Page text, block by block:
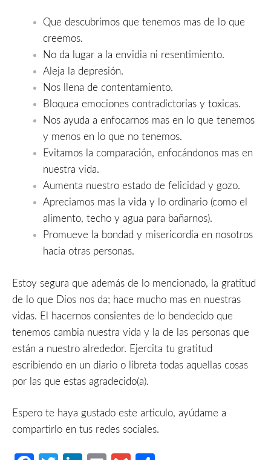
Que descubrimos que tenemos mas de lo que
creemos.
No da lugar a la envidia ni resentimiento.
Aleja la depresión.
Nos llena de contentamiento.
Bloquea emociones contradictorias y toxicas.
Nos ayuda a enfocarnos mas en lo que tenemos
y menos en lo que no tenemos.
Evitamos la comparación, enfocándonos mas en
nuestra vida.
Aumenta nuestro estado de felicidad y gozo.
Apreciamos mas la vida y lo ordinario (como el
alimento, techo y agua para bañarnos).
Promueve la bondad y misericordia en nosotros
hacia otras personas.
Estoy segura que además de lo mencionado, la gratitud
de lo que Dios nos da; hace mucho mas en nuestras
vidas. El hacernos consientes de lo bendecido que
tenemos cambia nuestra vida y la de las personas que
están a nuestro alrededor. Ejercita tu gratitud
escribiendo en un diario o libreta todas aquellas cosas
por las que estas agradecido(a).
Espero te haya gustado este articulo, ayúdame a
compartirlo en tus redes sociales.